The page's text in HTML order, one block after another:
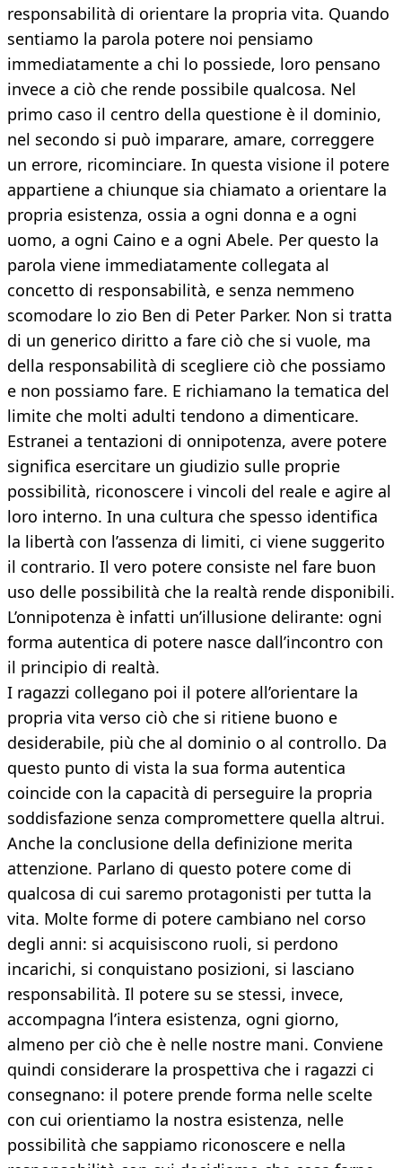
responsabilità di orientare la propria vita. Quando
sentiamo la parola potere noi pensiamo
immediatamente a chi lo possiede, loro pensano
invece a ciò che rende possibile qualcosa. Nel
primo caso il centro della questione è il dominio,
nel secondo si può imparare, amare, correggere
un errore, ricominciare. In questa visione il potere
appartiene a chiunque sia chiamato a orientare la
propria esistenza, ossia a ogni donna e a ogni
uomo, a ogni Caino e a ogni Abele. Per questo la
parola viene immediatamente collegata al
concetto di responsabilità, e senza nemmeno
scomodare lo zio Ben di Peter Parker. Non si tratta
di un generico diritto a fare ciò che si vuole, ma
della responsabilità di scegliere ciò che possiamo
e non possiamo fare. E richiamano la tematica del
limite che molti adulti tendono a dimenticare.
Estranei a tentazioni di onnipotenza, avere potere
significa esercitare un giudizio sulle proprie
possibilità, riconoscere i vincoli del reale e agire al
loro interno. In una cultura che spesso identifica
la libertà con l’assenza di limiti, ci viene suggerito
il contrario. Il vero potere consiste nel fare buon
uso delle possibilità che la realtà rende disponibili.
L’onnipotenza è infatti un’illusione delirante: ogni
forma autentica di potere nasce dall’incontro con
il principio di realtà.
I ragazzi collegano poi il potere all’orientare la
propria vita verso ciò che si ritiene buono e
desiderabile, più che al dominio o al controllo. Da
questo punto di vista la sua forma autentica
coincide con la capacità di perseguire la propria
soddisfazione senza compromettere quella altrui.
Anche la conclusione della definizione merita
attenzione. Parlano di questo potere come di
qualcosa di cui saremo protagonisti per tutta la
vita. Molte forme di potere cambiano nel corso
degli anni: si acquisiscono ruoli, si perdono
incarichi, si conquistano posizioni, si lasciano
responsabilità. Il potere su se stessi, invece,
accompagna l’intera esistenza, ogni giorno,
almeno per ciò che è nelle nostre mani. Conviene
quindi considerare la prospettiva che i ragazzi ci
consegnano: il potere prende forma nelle scelte
con cui orientiamo la nostra esistenza, nelle
possibilità che sappiamo riconoscere e nella